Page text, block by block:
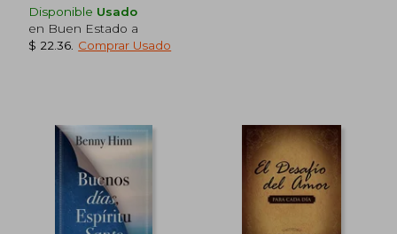
Disponible Usado
en Buen Estado a
$ 22.36 Comprar Usado